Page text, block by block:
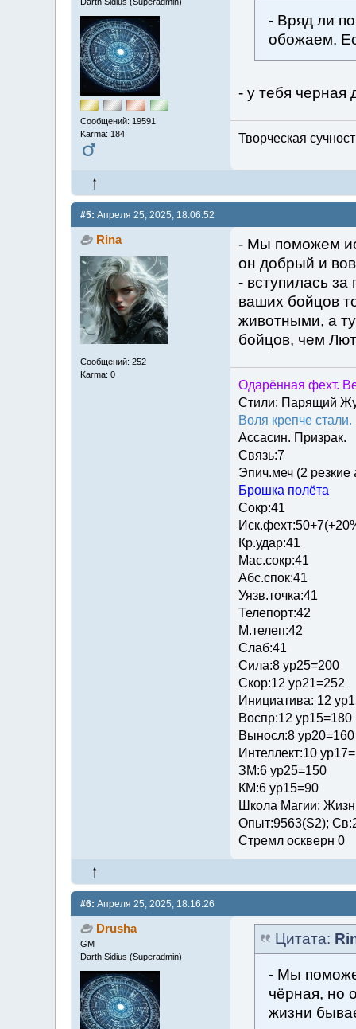
Darth Sidius (Superadmin)
Сообщений: 19591
Karma: 184
- Вряд ли
обожаем.
- у тебя черная
Творческая
#5: Апреля 25, 2025, 18:06:52
Rina
Сообщений: 252
Karma: 0
- Мы поможем
он добрый и
- вступилась за
ваших бойцов
животными, а
бойцов, чем
Одарённая фехт.
Стили: Парящий
Воля крепче
Ассасин. Призрак.
Связь:7
Эпич.меч (2 резкие
Брошка полёта
Сокр:41
Кр.удар:41
Мас.сокр:41
Абс.спок:41
Уязв.точка:41
Телепорт:42
М.телеп:42
Слаб:41
Сила:8 ур25=200
Скор:12 ур21=252
Инициатива: 12
Воспр:12 ур15=180
Выносл:8 ур20=160
Интеллект:10
ЗМ:6 ур25=150
КМ:6 ур15=90
Школа Магии:
Опыт:9563(S2);
Стремл оскверн 0
#6: Апреля 25, 2025, 18:16:26
Drusha
GM
Darth Sidius (Superadmin)
Цитата:
- Мы
чёрная, но
жизни